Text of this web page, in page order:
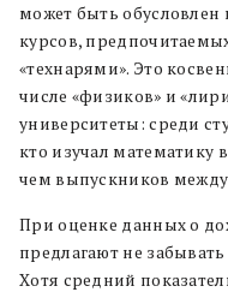
может быть обусловлен
курсов,
«технарями». Это
числе «физиков» и
университеты: среди
кто изучал математику
чем выпускников
При оценке данных о
предлагают не
Хотя средний